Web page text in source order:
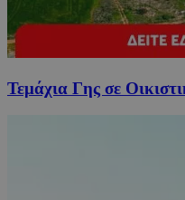
Τεμάχια Γης σε